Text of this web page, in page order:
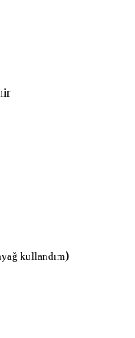
kullandım)